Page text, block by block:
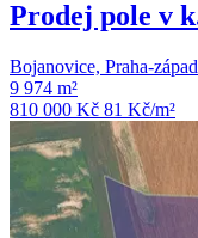
Prodej pole v
Bojanovice, Praha-západ
9 974 m²
810 000 Kč 81 Kč/m²